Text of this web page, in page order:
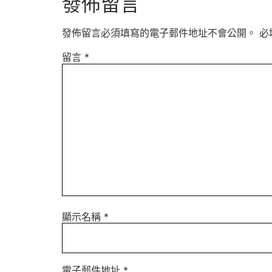
發佈留言必須填寫的電子郵件地址不會公開。 必
留言 *
顯示名稱 *